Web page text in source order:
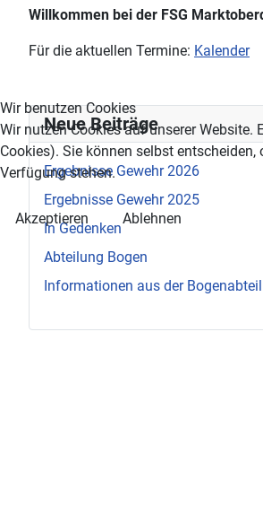
Neue Beiträge
Ergebnisse Gewehr 2026
Ergebnisse Gewehr 2025
In Gedenken
Abteilung Bogen
Informationen aus der
Willkommen bei der FSG
Für die aktuellen Termine: Kalender
Wir benutzen Cookies
Wir nutzen Cookies auf unserer Website.
Cookies). Sie können selbst
Verfügung stehen.
Akzeptieren
Ablehnen